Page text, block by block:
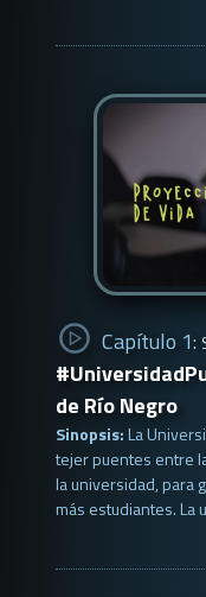
Capítulo 1:
de Río Negro
Sinopsis:La
tejer puentes entre
la universidad, para
más estudiantes. La